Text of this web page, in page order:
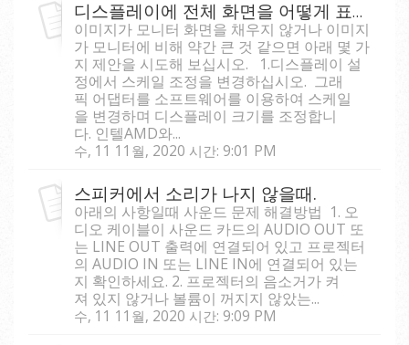
디스플레이에 전체 화면을 어떻게 표시하나요?
이미지가 모니터 화면을 채우지 않거나 이미지
가 모니터에 비해 약간 큰 것 같으면 아래 몇 가
지 제안을 시도해 보십시오. 1.디스플레이 설
정에서 스케일 조정을 변경하십시오. 그래
픽 어댑터를 소프트웨어를 이용하여 스케일
을 변경하며 디스플레이 크기를 조정합니
다. 인텔AMD와...
수, 11 11월, 2020 시간: 9:01 PM
스피커에서 소리가 나지 않을때.
아래의 사항일때 사운드 문제 해결방법 1. 오
디오 케이블이 사운드 카드의 AUDIO OUT 또
는 LINE OUT 출력에 연결되어 있고 프로젝터
의 AUDIO IN 또는 LINE IN에 연결되어 있는
지 확인하세요. 2. 프로젝터의 음소거가 켜
져 있지 않거나 볼륨이 꺼지지 않았는...
수, 11 11월, 2020 시간: 9:09 PM